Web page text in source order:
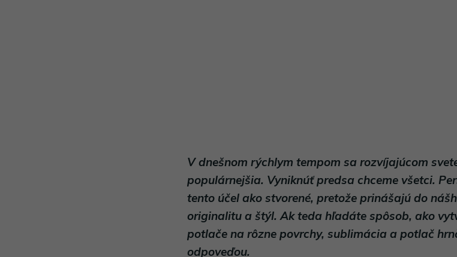
V dnešnom rýchlym tempom sa rozvíjajúcom
populárnejšia. Vyniknúť predsa chceme všetci.
tento účel ako stvorené, pretože prinášajú do
originalitu a štýl. Ak teda hľadáte spôsob, ako
potlače na rôzne povrchy, sublimácia a potlač
odpoveďou.